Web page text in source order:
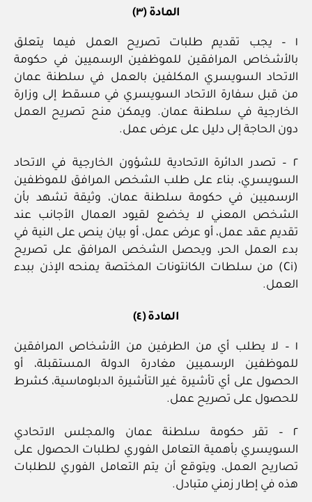
المادة (٣)
١ – يجب تقديم طلبات تصريح العمل فيما يتعلق
بالأشخاص المرافقين للموظفين الرسميين في حكومة
الاتحاد السويسري المكلفين بالعمل في سلطنة عمان
من قبل سفارة الاتحاد السويسري في مسقط إلى وزارة
الخارجية في سلطنة عمان. ويمكن منح تصريح العمل
دون الحاجة إلى دليل على عرض عمل.
٢ – تصدر الدائرة الاتحادية للشؤون الخارجية في الاتحاد
السويسري، بناء على طلب الشخص المرافق للموظفين
الرسميين في حكومة سلطنة عمان، وثيقة تشهد بأن
الشخص المعني لا يخضع لقيود العمال الأجانب عند
تقديم عقد عمل، أو عرض عمل، أو بيان ينص على النية في
بدء العمل الحر، ويحصل الشخص المرافق على تصريح
(Ci) من سلطات الكانتونات المختصة يمنحه الإذن ببدء
العمل.
المادة (٤)
١ – لا يطلب أي من الطرفين من الأشخاص المرافقين
للموظفين الرسميين مغادرة الدولة المستقبلة، أو
الحصول على أي تأشيرة غير التأشيرة الدبلوماسية، كشرط
للحصول على تصريح عمل.
٢ – تقر حكومة سلطنة عمان والمجلس الاتحادي
السويسري بأهمية التعامل الفوري لطلبات الحصول على
تصاريح العمل، ويتوقع أن يتم التعامل الفوري للطلبات
هذه في إطار زمني متبادل.